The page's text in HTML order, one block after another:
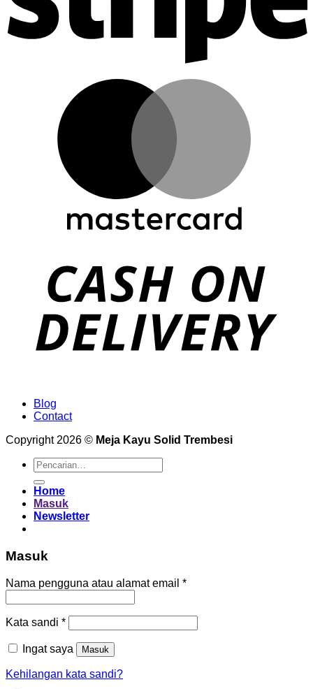
Blog
Contact
Copyright 2026 © Meja Kayu Solid Trembesi
Pencarian
untuk:
Home
Masuk
Newsletter
Masuk
Nama pengguna atau alamat email *Wajib
Kata sandi *Wajib
Ingat saya Masuk
Kehilangan kata sandi?